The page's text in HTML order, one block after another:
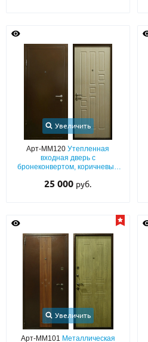
Увеличить
Арт-ММ120Утепленная
входная дверь с
бронеконвертом, коричневым
МДФ
25 000 руб.
Увеличить
Арт-ММ101 Металлическая